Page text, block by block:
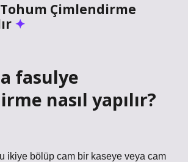
Çimlendirme
fasulye
nasıl yapılır?
ikiye bölüp cam bir kaseye veya cam